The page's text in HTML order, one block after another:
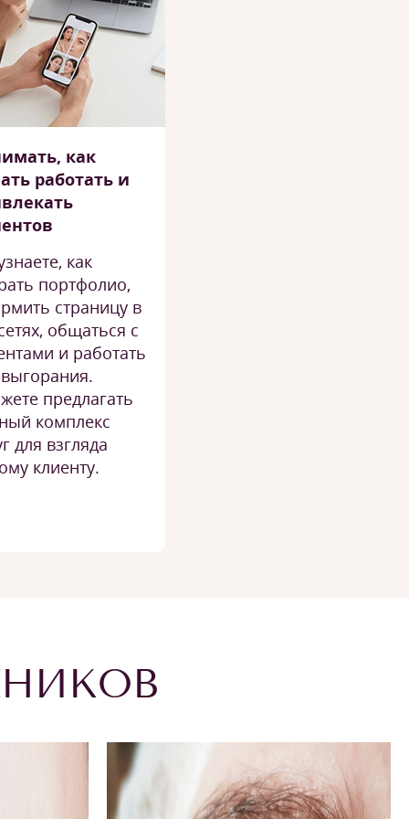
как
работать и
как
портфолио,
страницу в
общаться с
и работать
предлагать
комплекс
для взгляда
клиенту.